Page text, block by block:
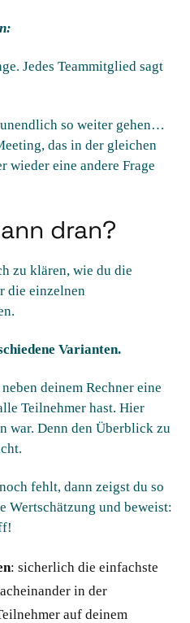
Jedes Teammitglied sagt
so weiter gehen…
das in der gleichen
wieder eine andere Frage
dran?
zu klären, wie du die
die einzelnen
Varianten.
deinem Rechner eine
Teilnehmer hast. Hier
war. Denn den Überblick zu
fehlt, dann zeigst du so
Wertschätzung und beweist:
: sicherlich die einfachste
in der
auf deinem